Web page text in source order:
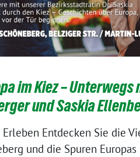
im Kiez – Unterwegs
und Saskia
Erleben Entdecken Sie die
und die Spuren